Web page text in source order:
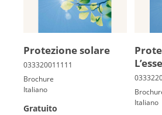
Deutsch
Français
Protezione solare
Brochure
Italiano
Gratuito
Italiano